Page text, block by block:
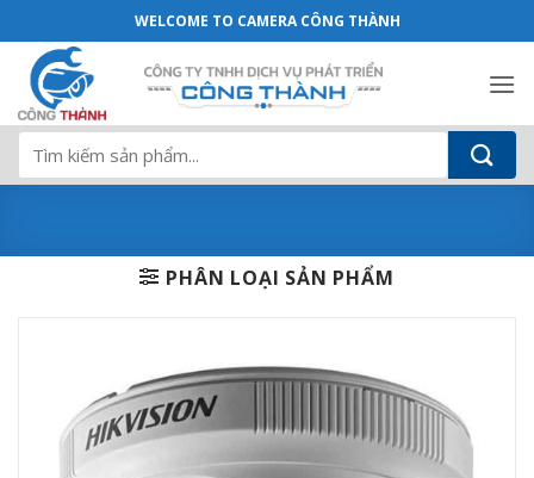
qua
dung
DS-2CE56C0T-IR - Camera Công Thành
WELCOME TO CAMERA CÔNG THÀNH
Tìm
kiếm:
PHÂN LOẠI SẢN PHẨM